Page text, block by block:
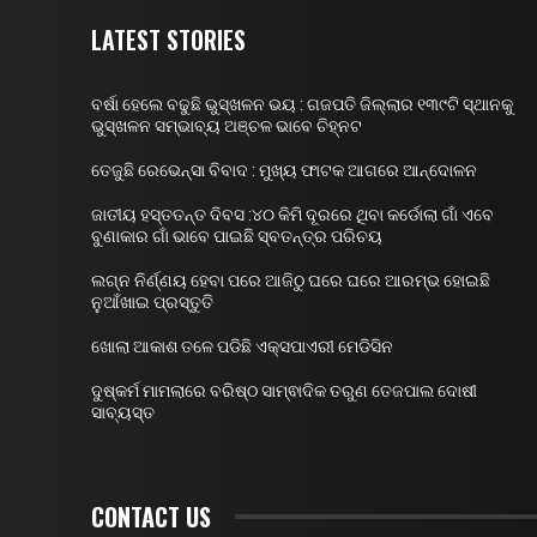
LATEST STORIES
ବର୍ଷା ହେଲେ ବଢୁଛି ଭୁସ୍ଖଳନ ଭୟ : ଗଜପତି ଜିଲ୍ଲାର ୧୩୯ଟି ସ୍ଥାନକୁ
ଭୁସ୍ଖଳନ ସମ୍ଭାବ୍ୟ ଅଞ୍ଚଳ ଭାବେ ଚିହ୍ନଟ
ତେଜୁଛି ରେଭେନ୍ସା ବିବାଦ : ମୁଖ୍ୟ ଫାଟକ ଆଗରେ ଆନ୍ଦୋଳନ
ଜାତୀୟ ହସ୍ତତନ୍ତ ଦିବସ :୪୦ କିମି ଦୂରରେ ଥିବା କର୍ଡୋଲା ଗାଁ ଏବେ
ବୁଣାକାର ଗାଁ ଭାବେ ପାଇଛି ସ୍ବତନ୍ତ୍ର ପରିଚୟ
ଲଗ୍ନ ନିର୍ଣ୍ଣୟ ହେବା ପରେ ଆଜିଠୁ ଘରେ ଘରେ ଆରମ୍ଭ ହୋଇଛି
ନୁଆଁଖାଇ ପ୍ରସ୍ତୁତି
ଖୋଲା ଆକାଶ ତଳେ ପଡିଛି ଏକ୍ସପାଏରୀ ମେଡିସିନ
ଦୁଷ୍କର୍ମ ମାମଲାରେ ବରିଷ୍ଠ ସାମ୍ଵାଦିକ ତରୁଣ ତେଜପାଲ ଦୋଷୀ
ସାବ୍ୟସ୍ତ
CONTACT US